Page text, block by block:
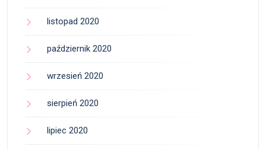
listopad 2020
październik 2020
wrzesień 2020
sierpień 2020
lipiec 2020